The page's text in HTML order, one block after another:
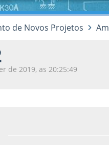
de Novos Projetos
de 2019, as 20:25:49